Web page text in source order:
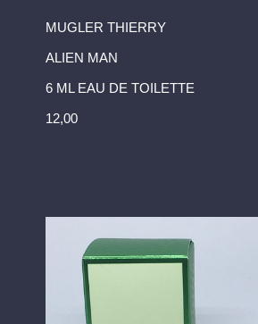
MUGLER THIERRY
ALIEN MAN
6 ML EAU DE TOILETTE
12,00